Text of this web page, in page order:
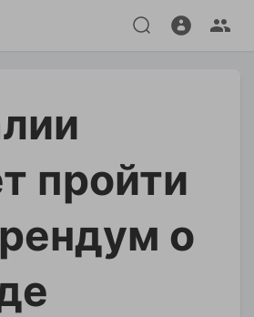
пройти
о